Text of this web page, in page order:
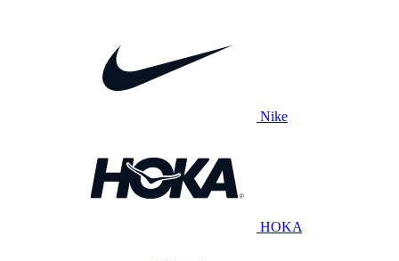
Nike
HOKA